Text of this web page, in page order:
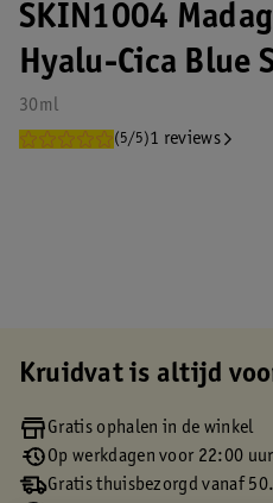
SKIN1004
Hyalu-Cica Blue
30ml
(5/5)1 reviews
Kruidvat is altijd
Gratis ophalen in de winkel
Op werkdagen voor 22:00
Gratis thuisbezorgd vanaf